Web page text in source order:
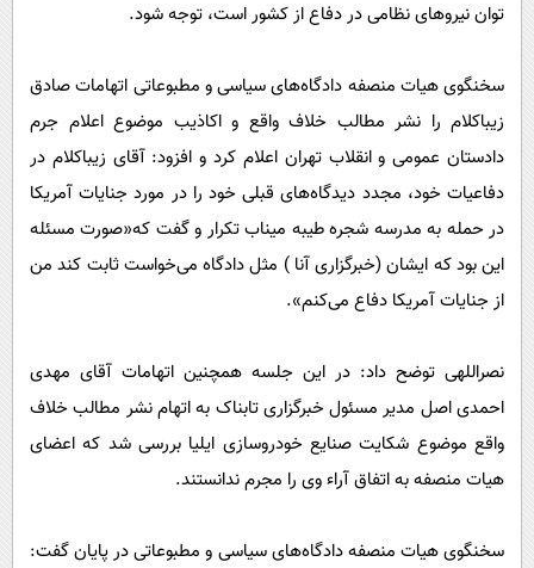
توان نیروهای نظامی در دفاع از کشور است، توجه شود.
سخنگوی هیات منصفه دادگاه‌های سیاسی و مطبوعاتی اتهامات صادق
زیباکلام را نشر مطالب خلاف واقع و اکاذیب موضوع اعلام جرم
دادستان عمومی و انقلاب تهران اعلام کرد و افزود: آقای زیباکلام در
دفاعیات خود، مجدد دیدگاه‌های قبلی خود را در مورد جنایات آمریکا
در حمله به مدرسه شجره طیبه میناب تکرار و گفت که«صورت مسئله
این بود که ایشان (خبرگزاری آنا ) مثل دادگاه می‌خواست ثابت کند من
از جنایات آمریکا دفاع می‌کنم».
نصراللهی توضح داد: در این جلسه همچنین اتهامات آقای مهدی
احمدی اصل مدیر مسئول خبرگزاری تابناک به اتهام نشر مطالب خلاف
واقع موضوع شکایت صنایع خودروسازی ایلیا بررسی شد که اعضای
هیات منصفه به اتفاق آراء وی را مجرم ندانستند.
سخنگوی هیات منصفه دادگاه‌های سیاسی و مطبوعاتی در پایان گفت: